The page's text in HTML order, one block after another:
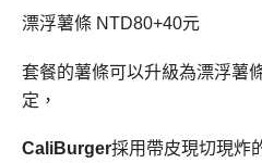
漂浮薯條 NTD80+40元
套餐的薯條可以升級為漂浮薯
定，
CaliBurger採用帶皮現切現炸